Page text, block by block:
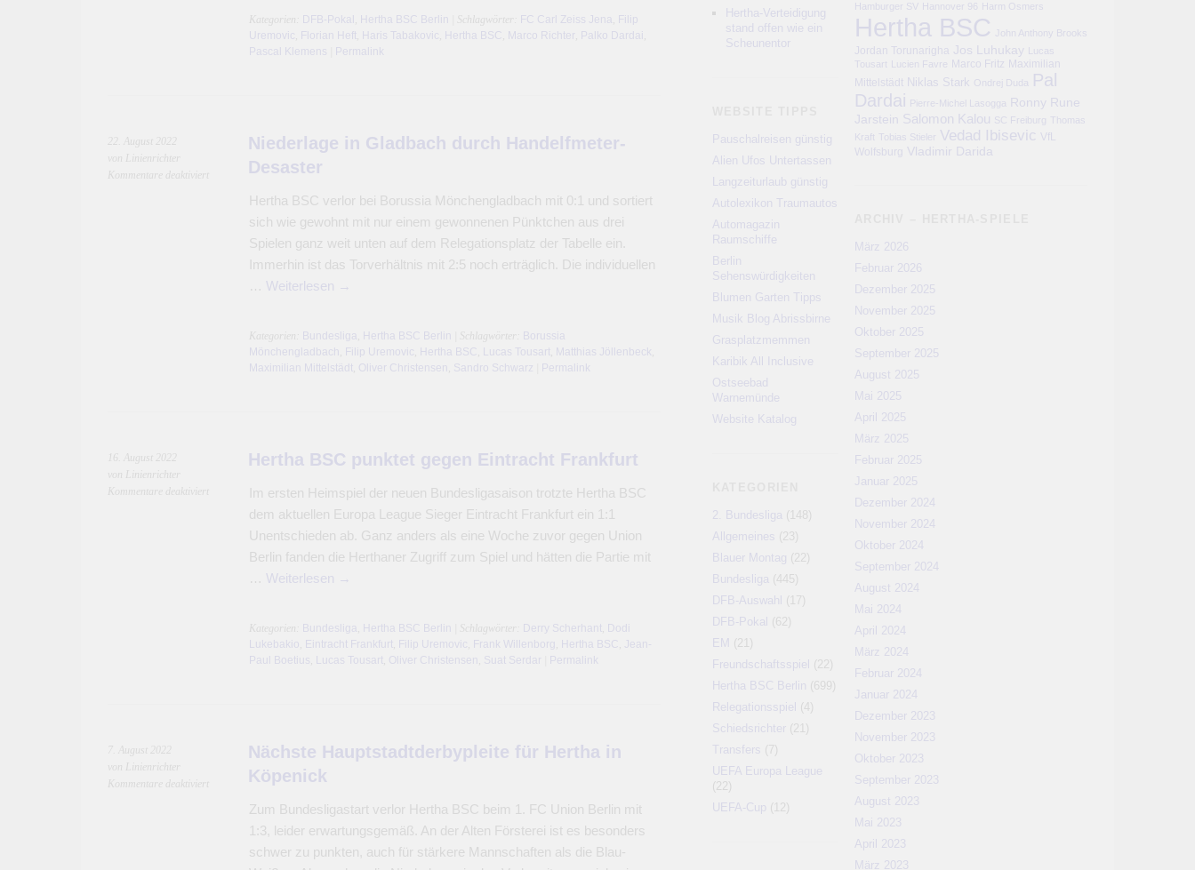
Kategorien: DFB-Pokal Hertha BSC Berlin | Schlagwörter: FC Carl Zeiss Jena
Filip
Uremovic
Florian Heft Haris Tabakovic Hertha BSC Marco Richter Palko Dardai
Pascal Klemens
Permalink
22. August 2022
von Linienrichter
Kommentare deaktiviert
Niederlage in Gladbach durch Handelfmeter-
Desaster
Hertha BSC verlor bei Borussia Mönchengladbach mit 0:1 und sortiert
sich wie gewohnt mit nur einem gewonnenen Pünktchen aus drei
Spielen ganz weit unten auf dem Relegationsplatz der Tabelle ein.
Immerhin ist das Torverhältnis mit 2:5 noch erträglich. Die individuellen
… Weiterlesen →
Kategorien: Bundesliga Hertha BSC Berlin | Schlagwörter:
Borussia
Mönchengladbach
Filip Uremovic Hertha BSC Lucas Tousart Matthias Jöllenbeck
Maximilian Mittelstädt
Oliver Christensen Sandro Schwarz Permalink
16. August 2022
von Linienrichter
Kommentare deaktiviert
Hertha BSC punktet gegen Eintracht Frankfurt
Im ersten Heimspiel der neuen Bundesligasaison trotzte Hertha BSC
dem aktuellen Europa League Sieger Eintracht Frankfurt ein 1:1
Unentschieden ab. Ganz anders als eine Woche zuvor gegen Union
Berlin fanden die Herthaner Zugriff zum Spiel und hätten die Partie mit
… Weiterlesen →
Kategorien: Bundesliga Hertha BSC Berlin | Schlagwörter: Derry Scherhant
Dodi
Lukebakio
Eintracht Frankfurt Filip Uremovic Frank Willenborg Hertha BSC
Jean-
Paul Boetius
Lucas Tousart Oliver Christensen Suat Serdar Permalink
7. August 2022
von Linienrichter
Kommentare deaktiviert
Hauptstadtderbypleite
Nächste Hauptstadtderbypleite für Hertha in
Köpenick
Zum Bundesligastart verlor Hertha BSC beim 1. FC Union Berlin mit
1:3, leider erwartungsgemäß. An der Alten Försterei ist es besonders
schwer zu punkten, auch für stärkere Mannschaften als die Blau-
Hertha-Verteidigung
stand offen wie ein
Scheunentor
Pauschalreisen günstig
Alien Ufos Untertassen
Langzeiturlaub günstig
Autolexikon Traumautos
Automagazin
Raumschiffe
Berlin
Sehenswürdigkeiten
Blumen Garten Tipps
Musik Blog Abrissbirne
Grasplatzmemmen
Karibik All Inclusive
Ostseebad
Warnemünde
Website Katalog
2. Bundesliga (148)
Allgemeines (23)
Blauer Montag (22)
Bundesliga (445)
DFB-Auswahl
(17)
DFB-Pokal (62)
EM
(21)
Freundschaftsspiel
(22)
Hertha BSC Berlin
(699)
Relegationsspiel
(4)
Schiedsrichter(21)
Transfers (7)
UEFA Europa League
(22)
UEFA-Cup
(12)
Hamburger SV
Hannover 96 Harm Osmers
Hertha BSC
John Anthony Brooks
Jordan Torunarigha
Jos Luhukay
Lucas
Tousart
Lucien Favre Marco Fritz Maximilian
Mittelstädt
Niklas Stark Ondrej Duda Pal
Dardai Pierre-Michel Lasogga Ronny
Rune
Jarstein Salomon Kalou SC Freiburg
Thomas
Kraft
Tobias Stieler Vedad Ibisevic
VfL
Wolfsburg
Vladimir Darida
März 2026
Februar 2026
Dezember 2025
November 2025
Oktober 2025
September 2025
August 2025
Mai 2025
April 2025
März 2025
Februar 2025
Januar 2025
Dezember 2024
November 2024
Oktober 2024
September 2024
August 2024
Mai 2024
April 2024
März 2024
Februar 2024
Januar 2024
Dezember 2023
November 2023
Oktober 2023
September 2023
August 2023
Mai 2023
April 2023
März 2023